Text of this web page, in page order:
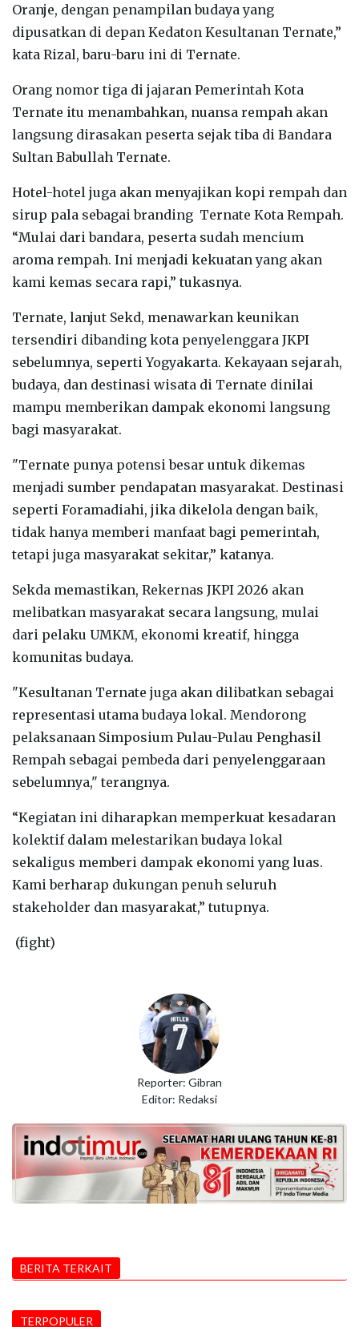
Oranje, dengan penampilan budaya yang
dipusatkan di depan Kedaton Kesultanan Ternate,”
kata Rizal, baru-baru ini di Ternate.
Orang nomor tiga di jajaran Pemerintah Kota
Ternate itu menambahkan, nuansa rempah akan
langsung dirasakan peserta sejak tiba di Bandara
Sultan Babullah Ternate.
Hotel-hotel juga akan menyajikan kopi rempah dan
sirup pala sebagai branding Ternate Kota Rempah.
“Mulai dari bandara, peserta sudah mencium
aroma rempah. Ini menjadi kekuatan yang akan
kami kemas secara rapi,” tukasnya.
Ternate, lanjut Sekd, menawarkan keunikan
tersendiri dibanding kota penyelenggara JKPI
sebelumnya, seperti Yogyakarta. Kekayaan sejarah,
budaya, dan destinasi wisata di Ternate dinilai
mampu memberikan dampak ekonomi langsung
bagi masyarakat.
"Ternate punya potensi besar untuk dikemas
menjadi sumber pendapatan masyarakat. Destinasi
seperti Foramadiahi, jika dikelola dengan baik,
tidak hanya memberi manfaat bagi pemerintah,
tetapi juga masyarakat sekitar,” katanya.
Sekda memastikan, Rekernas JKPI 2026 akan
melibatkan masyarakat secara langsung, mulai
dari pelaku UMKM, ekonomi kreatif, hingga
komunitas budaya.
"Kesultanan Ternate juga akan dilibatkan sebagai
representasi utama budaya lokal. Mendorong
pelaksanaan Simposium Pulau-Pulau Penghasil
Rempah sebagai pembeda dari penyelenggaraan
sebelumnya," terangnya.
“Kegiatan ini diharapkan memperkuat kesadaran
kolektif dalam melestarikan budaya lokal
sekaligus memberi dampak ekonomi yang luas.
Kami berharap dukungan penuh seluruh
stakeholder dan masyarakat,” tutupnya.
(fight)
Reporter: Gibran
Editor: Redaksi
BERITA TERKAIT
TERPOPULER